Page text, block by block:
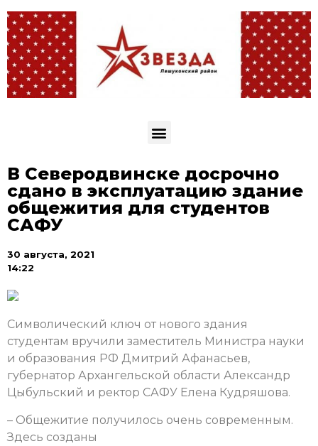
В Северодвинске досрочно
сдано в эксплуатацию здание
общежития для студентов
САФУ
30 августа, 2021
14:22
Символический ключ от нового здания
студентам вручили заместитель Министра науки
и образования РФ Дмитрий Афанасьев,
губернатор Архангельской области Александр
Цыбульский и ректор САФУ Елена Кудряшова.
– Общежитие получилось очень современным.
Здесь созданы